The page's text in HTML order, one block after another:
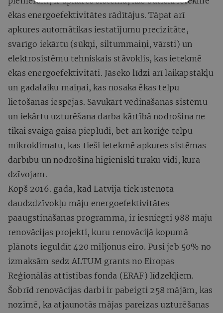
ēkas energoefektivitātes rādītājus. Tāpat arī
apkures automātikas iestatījumu precizitāte,
svarīgo iekārtu (sūkņi, siltummaiņi, vārsti) un
elektrosistēmu tehniskais stāvoklis, kas ietekmē
ēkas energoefektivitāti. Jāseko līdzi arī laikapstākļu
un gadalaiku maiņai, kas nosaka ēkas telpu
lietošanas iespējas. Savukārt vēdināšanas sistēmu
un iekārtu uzturēšana darba kārtībā nodrošina ne
tikai svaiga gaisa pieplūdi, bet arī koriģē telpu
mikroklimatu, kas tieši ietekmē apkures sistēmas
darbību un nodrošina higiēniski tīrāku vidi, kurā
dzīvojam.
Kopš 2016. gada, kad Latvijā tiek īstenota
daudzdzīvokļu māju energoefektivitātes
paaugstināšanas programma, ir iesniegti 988 māju
renovācijas projekti, kuru renovācijā kopumā
plānots ieguldīt 420 miljonus eiro. Pusi jeb 50% no
izmaksām sedz ALTUM grants no Eiropas
Reģionālās attīstības fonda (ERAF) līdzekļiem.
Šobrīd renovācijas darbi ir pabeigti 258 mājām, kas
nozīmē, ka atjaunotās mājas pareizas uzturēšanas